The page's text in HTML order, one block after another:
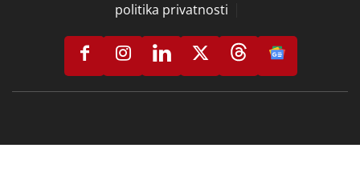
politika privatnosti